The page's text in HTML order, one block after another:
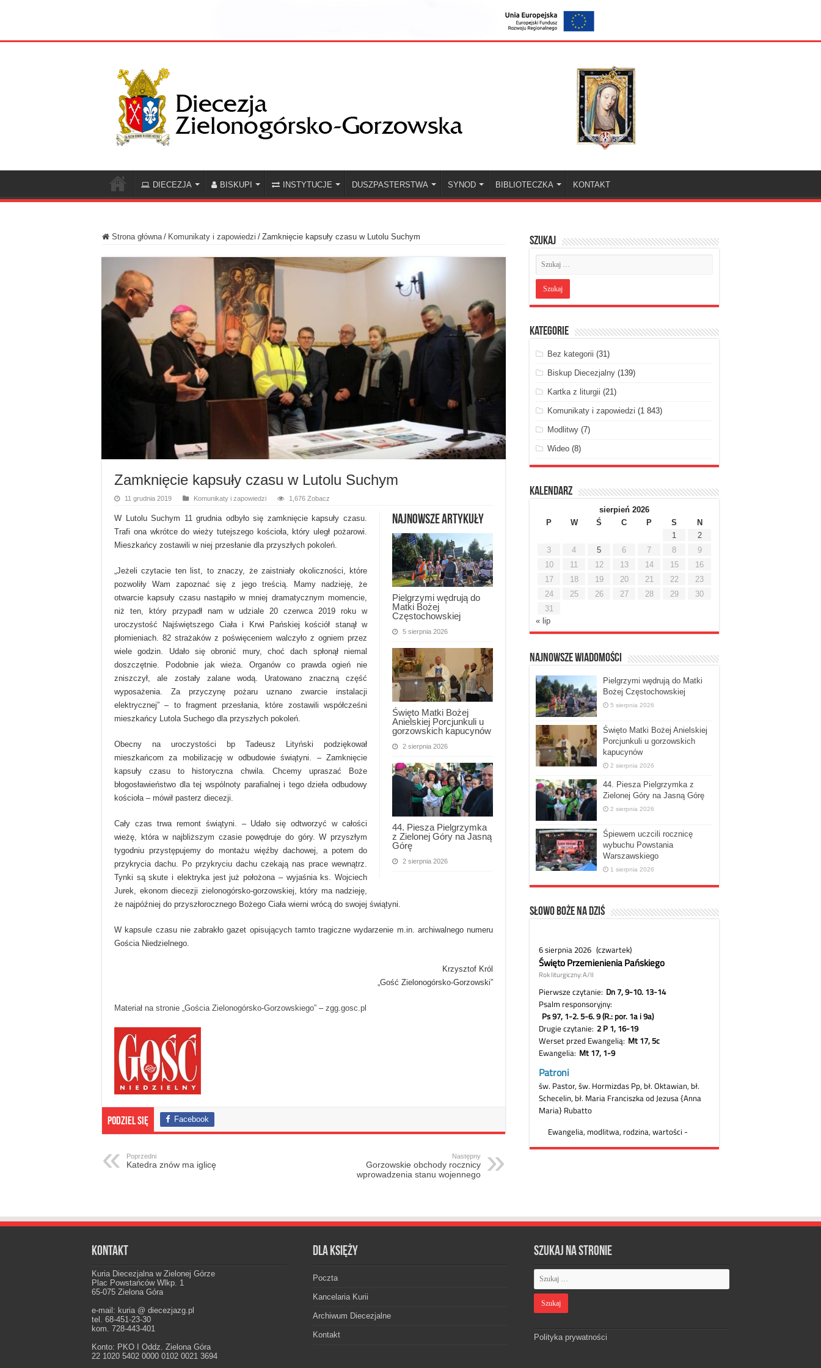
DIECEZJA BISKUPI INSTYTUCJE DUSZPASTERSTWA SYNOD BIBLIOTECZKA KONTAKT
Strona główna / Komunikaty i zapowiedzi / Zamknięcie kapsuły czasu w Lutolu Suchym
Zamknięcie kapsuły czasu w Lutolu Suchym
11 grudnia 2019 Komunikaty i zapowiedzi 1,676 Zobacz
Najnowsze artykuły
Pielgrzymi wędrują do
Matki Bożej
Częstochowskiej
5 sierpnia 2026
Święto Matki Bożej
Anielskiej Porcjunkuli u
gorzowskich kapucynów
2 sierpnia 2026
44. Piesza Pielgrzymka
z Zielonej Góry na Jasną
Górę
2 sierpnia 2026
W Lutolu Suchym 11 grudnia odbyło się zamknięcie kapsuły czasu.
Trafi ona wkrótce do wieży tutejszego kościoła, który uległ pożarowi.
Mieszkańcy zostawili w niej przesłanie dla przyszłych pokoleń.
„Jeżeli czytacie ten list, to znaczy, że zaistniały okoliczności, które
pozwoliły Wam zapoznać się z jego treścią. Mamy nadzieję, że
otwarcie kapsuły czasu nastąpiło w mniej dramatycznym momencie,
niż ten, który przypadł nam w udziale 20 czerwca 2019 roku w
uroczystość Najświętszego Ciała i Krwi Pańskiej kościół stanął w
płomieniach. 82 strażaków z poświęceniem walczyło z ogniem przez
wiele godzin. Udało się obronić mury, choć dach spłonął niemal
doszczętnie. Podobnie jak wieża. Organów co prawda ogień nie
zniszczył, ale zostały zalane wodą. Uratowano znaczną część
wyposażenia. Za przyczynę pożaru uznano zwarcie instalacji
elektrycznej” – to fragment przesłania, które zostawili współcześni
mieszkańcy Lutola Suchego dla przyszłych pokoleń.
Obecny na uroczystości bp Tadeusz Lityński podziękował
mieszkańcom za mobilizację w odbudowie świątyni. – Zamknięcie
kapsuły czasu to historyczna chwila. Chcemy upraszać Boże
błogosławieństwo dla tej wspólnoty parafialnej i tego dzieła odbudowy
kościoła – mówił pasterz diecezji.
Cały czas trwa remont świątyni. – Udało się odtworzyć w całości
wieżę, która w najbliższym czasie powędruje do góry. W przyszłym
tygodniu przystępujemy do montażu więźby dachowej, a potem do
przykrycia dachu. Po przykryciu dachu czekają nas prace wewnątrz.
Tynki są skute i elektryka jest już położona – wyjaśnia ks. Wojciech
Jurek, ekonom diecezji zielonogórsko-gorzowskiej, który ma nadzieję,
że najpóźniej do przyszłorocznego Bożego Ciała wierni wrócą do swojej świątyni.
W kapsule czasu nie zabrakło gazet opisujących tamto tragiczne wydarzenie m.in. archiwalnego numeru
Gościa Niedzielnego.
Krzysztof Król
„Gość Zielonogórsko-Gorzowski”
Materiał na stronie „Gościa Zielonogórsko-Gorzowskiego” – zgg.gosc.pl
Podziel się Facebook
Poprzedni
Katedra znów ma iglicę
Następny
Gorzowskie obchody rocznicy
wprowadzenia stanu wojennego
Szukaj
Kategorie
Bez kategorii (31)
Biskup Diecezjalny(139)
Kartka z liturgii (21)
Komunikaty i zapowiedzi (1 843)
Modlitwy(7)
Wideo(8)
Kalendarz
sierpień 2026
P
W Ś C P S
N
1
2
3
4 5 6 7 8
9
10
11 12 13 14 15
16
17
18 19 20 21 22
23
24
25 26 27 28 29
30
31
« lip
Najnowsze Wiadomości
Pielgrzymi wędrują do Matki
Bożej Częstochowskiej
5 sierpnia 2026
Święto Matki Bożej Anielskiej
Porcjunkuli u gorzowskich
kapucynów
2 sierpnia 2026
44. Piesza Pielgrzymka z
Zielonej Góry na Jasną Górę
2 sierpnia 2026
Śpiewem uczcili rocznicę
wybuchu Powstania
Warszawskiego
1 sierpnia 2026
Słowo Boże na dziś
Kontakt
Kuria Diecezjalna w Zielonej Górze
Plac Powstańców Wlkp. 1
65-075 Zielona Góra
e-mail: kuria @ diecezjazg.pl
tel. 68-451-23-30
kom. 728-443-401
Konto: PKO I Oddz. Zielona Góra
22 1020 5402 0000 0102 0021 3694
Dla księży
Poczta
Kancelaria Kurii
Archiwum Diecezjalne
Kontakt
Szukaj na stronie
Polityka prywatności